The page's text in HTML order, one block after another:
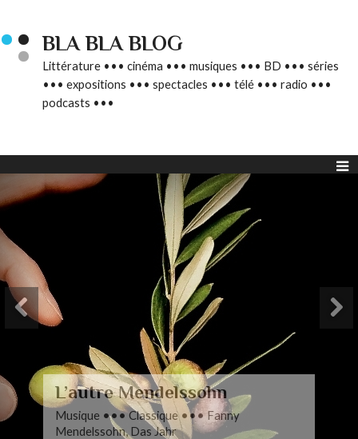
BLA BLA BLOG
Littérature ••• cinéma ••• musiques ••• BD ••• séries
••• expositions ••• spectacles ••• télé ••• radio •••
podcasts •••
L’autre Mendelssohn
Musique ••• Classique ••• Fanny
Mendelssohn, Das Jahr